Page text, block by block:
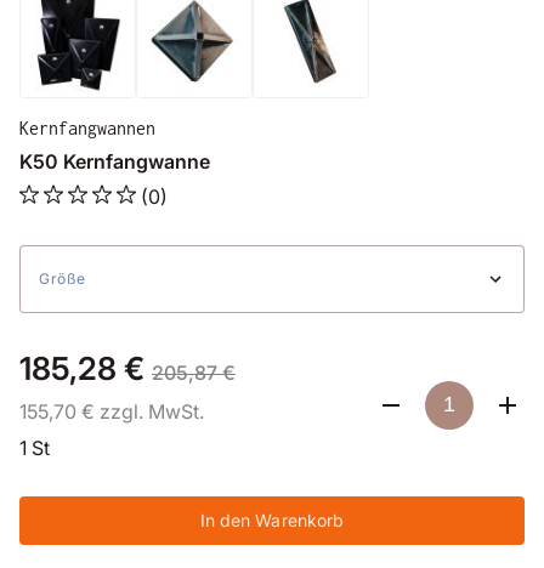
Kernfangwannen
K50 Kernfangwanne
(0)
Größe
185,28 € 205,87 €
155,70 € zzgl. MwSt.
1 St
In den Warenkorb